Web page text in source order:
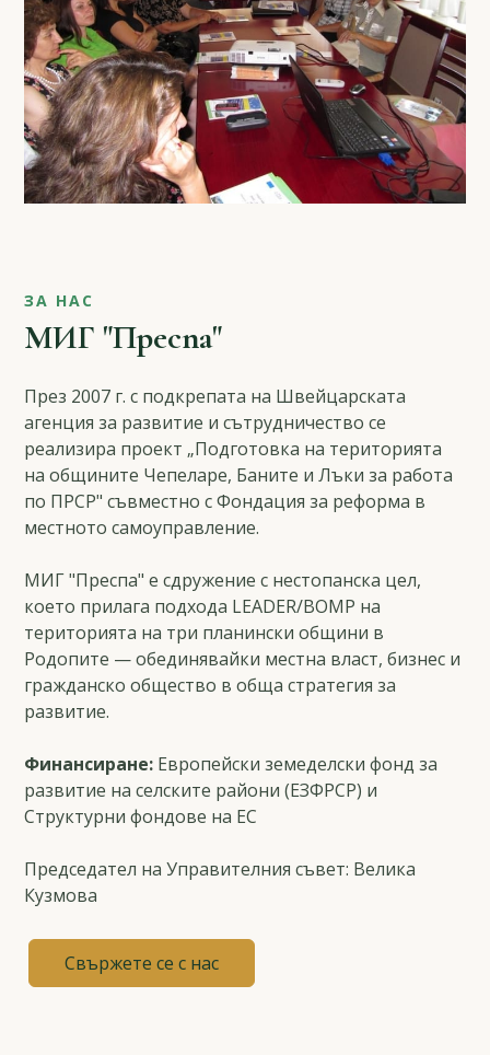
ЗА НАС
МИГ "Преспа"
През 2007 г. с подкрепата на Швейцарската
агенция за развитие и сътрудничество се
реализира проект „Подготовка на територията
на общините Чепеларе, Баните и Лъки за работа
по ПРСР" съвместно с Фондация за реформа в
местното самоуправление.
МИГ "Преспа" е сдружение с нестопанска цел,
което прилага подхода LEADER/ВОМР на
територията на три планински общини в
Родопите — обединявайки местна власт, бизнес и
гражданско общество в обща стратегия за
развитие.
Финансиране: Европейски земеделски фонд за
развитие на селските райони (ЕЗФРСР) и
Структурни фондове на ЕС
Председател на Управителния съвет: Велика
Кузмова
Свържете се с нас